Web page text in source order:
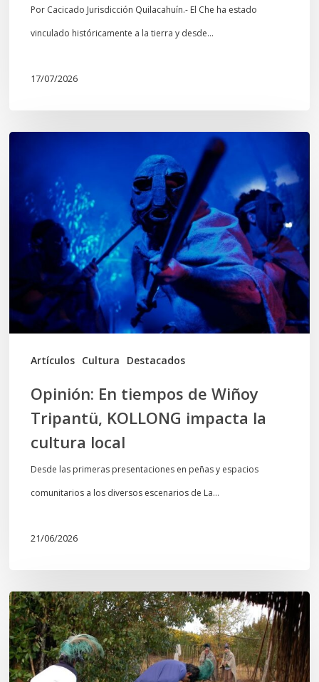
culturales
Mapuche»
Por Cacicado Jurisdicción Quilacahuín.- El Che ha estado
vinculado históricamente a la tierra y desde…
17/07/2026
Artículos Cultura Destacados
tiempos
Wiñoy
Tripantü,
KOLLONG
impacta
la
cultura
Opinión: En tiempos de Wiñoy
Tripantü, KOLLONG impacta la
cultura local
Desde las primeras presentaciones en peñas y espacios
comunitarios a los diversos escenarios de La…
21/06/2026
Conmemoración
del
Wiñoy
Tripantü